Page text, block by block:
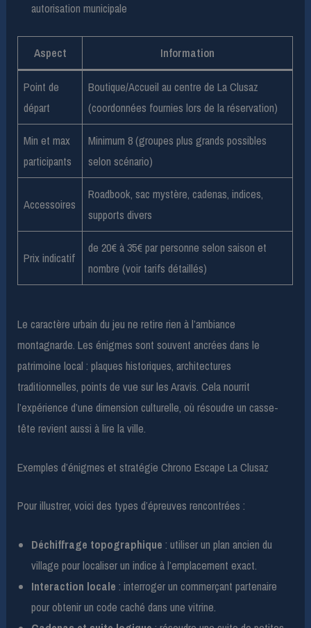
autorisation municipale
Aspect Information
Point de
départ
Boutique/Accueil au centre de La Clusaz
(coordonnées fournies lors de la réservation)
Min et max
participants
Minimum 8 (groupes plus grands possibles
selon scénario)
Accessoires
Roadbook, sac mystère, cadenas, indices,
supports divers
Prix indicatif
de 20€ à 35€ par personne selon saison et
nombre (voir tarifs détaillés)
Le caractère urbain du jeu ne retire rien à l’ambiance
montagnarde. Les énigmes sont souvent ancrées dans le
patrimoine local : plaques historiques, architectures
traditionnelles, points de vue sur les Aravis. Cela nourrit
l’expérience d’une dimension culturelle, où résoudre un casse-
tête revient aussi à lire la ville.
Exemples d’énigmes et stratégie Chrono Escape La Clusaz
Pour illustrer, voici des types d’épreuves rencontrées :
Déchiffrage topographique : utiliser un plan ancien du
village pour localiser un indice à l’emplacement exact.
Interaction locale : interroger un commerçant partenaire
pour obtenir un code caché dans une vitrine.